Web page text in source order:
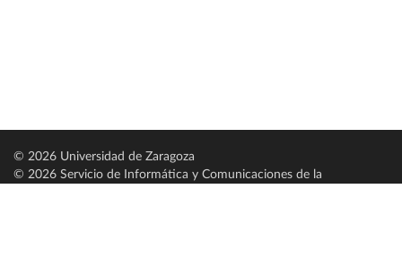
© 2026 Universidad de Zaragoza
© 2026 Servicio de Informática y Comunicaciones de la